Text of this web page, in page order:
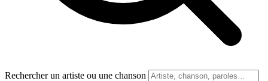
Rechercher un artiste ou une chanson